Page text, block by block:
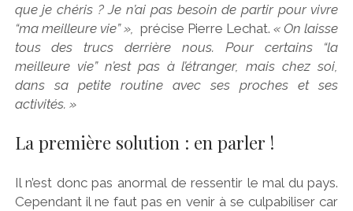
que je chéris ? Je n’ai pas besoin de partir pour vivre
“ma meilleure vie” », précise Pierre Lechat.« On laisse
tous des trucs derrière nous. Pour certains “la
meilleure vie” n’est pas à l’étranger, mais chez soi,
dans sa petite routine avec ses proches et ses
activités. »
La première solution : en parler !
Il n’est donc pas anormal de ressentir le mal du pays.
Cependant il ne faut pas en venir à se culpabiliser car